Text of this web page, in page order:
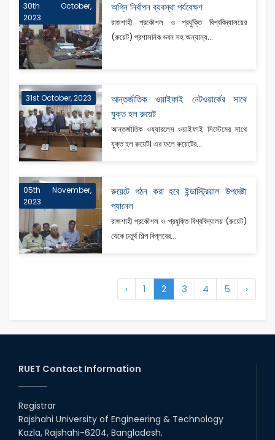
30th October,
2023
অগ্নি নির্বাপন ব্যবস্থা পর্যবেক্ষণ
রাজশাহী প্রকৌশল ও প্রযুক্তি বিশ্ববিদ্যালয়ের
(রুয়েট) প্রশাসনিক ভবন সহ অন্যান্য...
31st October, 2023
আন্তর্জাতিক ওয়াইফাই নেটওয়ার্কের সাথে
যুক্ত হল রুয়েট
আন্তর্জাতিক ওয্যারলেস ওয়াইফাই সিস্টেমের সাথে
যুক্ত হল রুয়েট। এর ফলে রুয়েটের...
05th November,
2023
রুয়েটে গঠন করা হবে ইন্ডাস্ট্রিয়াল উপদেষ্টা
প্যানেল
রাজশাহী প্রকৌশল ও প্রযুক্তি বিশ্ববিদ্যালয় (রুয়েট)
থেকে চতুর্থ শিল্প বিপ্লবের...
‹ 1 2 3 4 5 ›
RUET Contact Information
Registrar
Rajshahi University of Engineering & Technology
Kazla, Rajshahi-6204, Bangladesh.